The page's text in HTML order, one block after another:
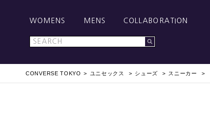
WOMENS MENS COLLABORATION
CONVERSE TOKYO ユニセックス シューズ スニーカー